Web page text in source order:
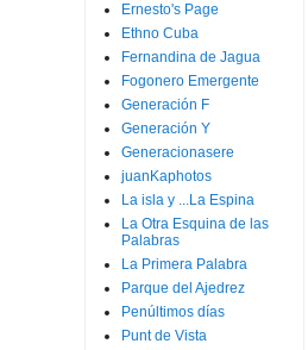
Ernesto's Page
Ethno Cuba
Fernandina de Jagua
Fogonero Emergente
Generación F
Generación Y
Generacionasere
juanKaphotos
La isla y ...La Espina
La Otra Esquina de las
Palabras
La Primera Palabra
Parque del Ajedrez
Penúltimos días
Punt de Vista